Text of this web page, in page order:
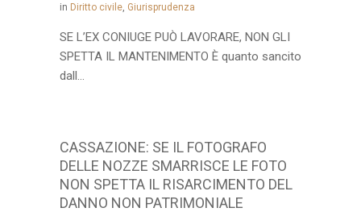
in Diritto civile Giurisprudenza
SE L’EX CONIUGE PUÒ LAVORARE, NON GLI
SPETTA IL MANTENIMENTO È quanto sancito
dall...
CASSAZIONE: SE IL FOTOGRAFO
DELLE NOZZE SMARRISCE LE FOTO
NON SPETTA IL RISARCIMENTO DEL
DANNO NON PATRIMONIALE